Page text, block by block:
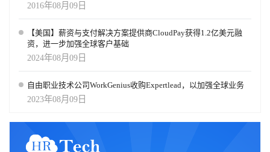
2016年08月09日
【美国】薪资与支付解决方案提供商CloudPay获得1.2亿美元融
资，进一步加强全球客户基础
2024年08月09日
自由职业技术公司WorkGenius收购Expertlead，以加强全球业务
2023年08月09日